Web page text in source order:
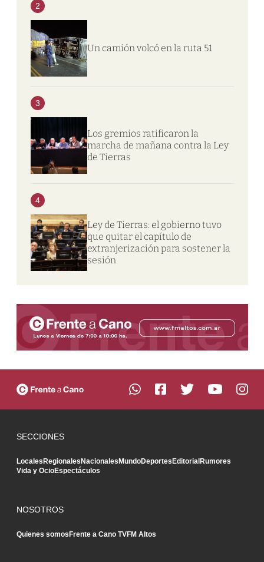
2
Un camión volcó en la ruta 51
3
Los gremios ratificaron la
marcha de mañana contra la Ley
de Tierras
4
Ley de Tierras: el gobierno tuvo
que quitar el capítulo de
extranjerización para sostener la
sesión
SECCIONES
LocalesRegionalesNacionalesMundoDeportesEditorialRumores
Vida y OcioEspectáculos
NOSOTROS
Quienes somosFrente a Cano TVFM Altos